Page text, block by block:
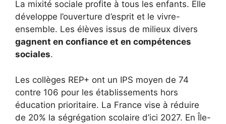
La mixité sociale profite à tous les enfants. Elle
développe l’ouverture d’esprit et le vivre-
ensemble. Les élèves issus de milieux divers
gagnent en confiance et en compétences
sociales.
Les collèges REP+ ont un IPS moyen de 74
contre 106 pour les établissements hors
éducation prioritaire. La France vise à réduire
de 20% la ségrégation scolaire d’ici 2027. En Île-